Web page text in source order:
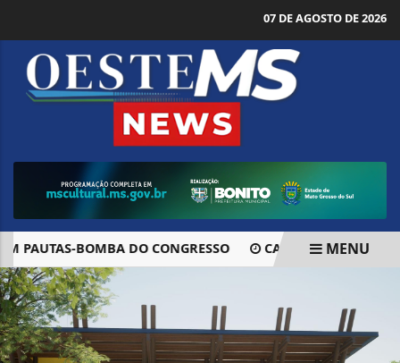
07 DE AGOSTO DE 2026
BOMBA DO CONGRESSO CACIQUE RAONI É
EM ALTA
MENU